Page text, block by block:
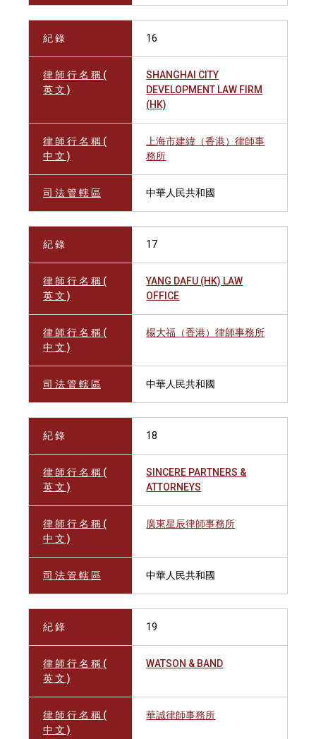
紀 錄 16
律 師 行 名 稱 (
英 文 )
SHANGHAI CITY
DEVELOPMENT LAW FIRM
(HK)
律 師 行 名 稱 (
中 文 )
上海市建緯（香港）律師事
務所
司 法 管 轄 區 中華人民共和國
紀 錄 17
律 師 行 名 稱 (
英 文 )
YANG DAFU (HK) LAW
OFFICE
律 師 行 名 稱 (
中 文 )
楊大福（香港）律師事務所
司 法 管 轄 區 中華人民共和國
紀 錄 18
律 師 行 名 稱 (
英 文 )
SINCERE PARTNERS &
ATTORNEYS
律 師 行 名 稱 (
中 文 )
廣東星辰律師事務所
司 法 管 轄 區 中華人民共和國
紀 錄 19
律 師 行 名 稱 (
英 文 )
WATSON & BAND
律 師 行 名 稱 (
中 文 )
華誠律師事務所